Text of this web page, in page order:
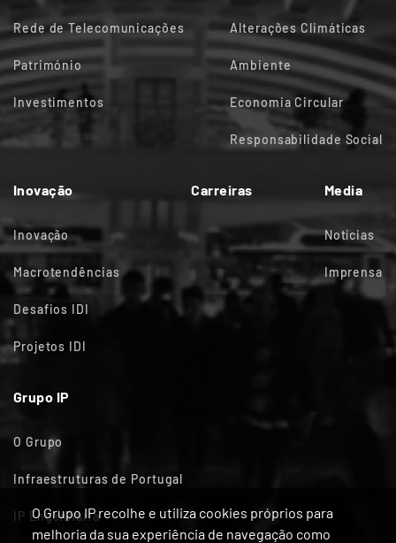
O Grupo IP recolhe e utiliza cookies próprios para
melhoria da sua experiência de navegação como
Rede de Telecomunicações
Património
Investimentos
Alterações Climáticas
Ambiente
Economia Circular
Responsabilidade Social
Inovação
Inovação
Macrotendências
Desafios IDI
Projetos IDI
Carreiras Media
Notícias
Imprensa
Grupo IP
O Grupo
Infraestruturas de Portugal
IP Engenharia